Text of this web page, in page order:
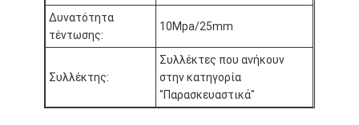
Αντιμέτωπο φύλλο αλουμινίου έγγραφο της Kraft
Ύφασμα φίμπεργκλας φύλλων αλουμινίου αργιλίου
Scrim φύλλων αλουμινίου ταινία
Δυνατότητα
τέντωσης:
10Mpa/25mm
Συλλέκτης:
Συλλέκτες που ανήκουν
στην κατηγορία
"Παρασκευαστικά"